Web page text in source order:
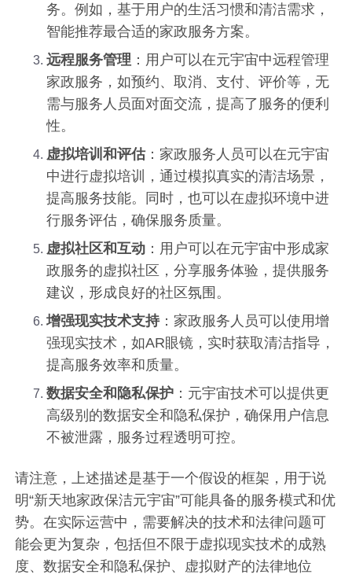
务。例如，基于用户的生活习惯和清洁需求，
智能推荐最合适的家政服务方案。
远程服务管理 ：用户可以在元宇宙中远程管理
家政服务，如预约、取消、支付、评价等，无
需与服务人员面对面交流，提高了服务的便利
性。
虚拟培训和评估：家政服务人员可以在元宇宙
中进行虚拟培训，通过模拟真实的清洁场景，
提高服务技能。同时，也可以在虚拟环境中进
行服务评估，确保服务质量。
虚拟社区和互动 ：用户可以在元宇宙中形成家
政服务的虚拟社区，分享服务体验，提供服务
建议，形成良好的社区氛围。
增强现实技术支持：家政服务人员可以使用增
强现实技术，如AR眼镜，实时获取清洁指导，
提高服务效率和质量。
数据安全和隐私保护 ：元宇宙技术可以提供更
高级别的数据安全和隐私保护，确保用户信息
不被泄露，服务过程透明可控。
请注意，上述描述是基于一个假设的框架，用于说
明“新天地家政保洁元宇宙”可能具备的服务模式和优
势。在实际运营中，需要解决的技术和法律问题可
能会更为复杂，包括但不限于虚拟现实技术的成熟
度、数据安全和隐私保护、虚拟财产的法律地位